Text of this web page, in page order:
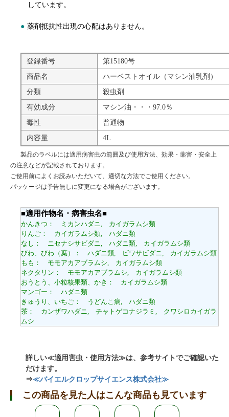
しています。
● 薬剤抵抗性出現の心配はありません。
登録番号
第15180号
商品名
ハーベストオイル（マシン油乳剤）
分類
殺虫剤
有効成分
マシン油・・・97.0％
毒性
普通物
内容量
4L
製品のラベルには適用病害虫の範囲及び使用方法、効果・薬害・安全上
の注意などが記載されております。
ご使用前によくお読みいただいて、適切な方法でご使用ください。
パッケージは予告無しに変更になる場合がございます。
■適用作物名・病害虫名■
かんきつ： ミカンハダニ, カイガラムシ類
りんご： カイガラムシ類, ハダニ類
なし： ニセナシサビダニ, ハダニ類, カイガラムシ類
びわ、びわ（葉）： ハダニ類, ビワサビダニ, カイガラムシ類
もも： モモアカアブラムシ, カイガラムシ類
ネクタリン： モモアカアブラムシ, カイガラムシ類
おうとう、小粒核果類、かき： カイガラムシ類
マンゴー： ハダニ類
きゅうり、いちご： うどんこ病, ハダニ類
茶： カンザワハダニ, チャトゲコナジラミ, クワシロカイガラ
ムシ
詳しい≪適用害虫・使用方法≫は、参考サイトでご確認いた
だけます。
⇒≪バイエルクロップサイエンス株式会社≫
この商品を見た人はこんな商品も見ています